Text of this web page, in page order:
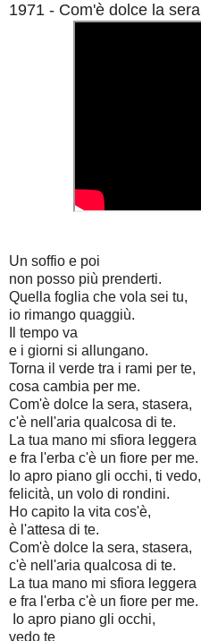
1971 - Com'è dolce la sera
Un soffio e poi
non posso più prenderti.
Quella foglia che vola sei tu,
io rimango quaggiù.
Il tempo va
e i giorni si allungano.
Torna il verde tra i rami per te,
cosa cambia per me.
Com'è dolce la sera, stasera,
c'è nell'aria qualcosa di te.
La tua mano mi sfiora leggera
e fra l'erba c'è un fiore per me.
Io apro piano gli occhi, ti vedo,
felicità, un volo di rondini.
Ho capito la vita cos'è,
è l'attesa di te.
Com'è dolce la sera, stasera,
c'è nell'aria qualcosa di te.
La tua mano mi sfiora leggera
e fra l'erba c'è un fiore per me.
Io apro piano gli occhi,
vedo te